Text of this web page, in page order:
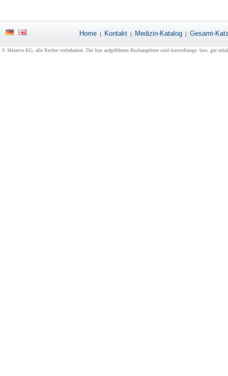
Home | Kontakt | Medizin-Katalog | Gesamt-
© Minerva KG, alle Rechte vorbehalten. Die hier aufgeführten Buchangebote sind Ausstellungs- bzw. gut